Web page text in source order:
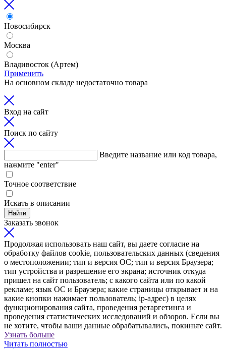
Новосибирск
Москва
Владивосток (Артем)
Применить
На основном складе недостаточно товара
Вход на сайт
Поиск по сайту
Введите название или код товара,
нажмите "enter"
Точное соответствие
Искать в описании
Найти
Заказать звонок
Продолжая использовать наш сайт, вы даете согласие на
обработку файлов cookie, пользовательских данных (сведения
о местоположении; тип и версия ОС; тип и версия Браузера;
тип устройства и разрешение его экрана; источник откуда
пришел на сайт пользователь; с какого сайта или по какой
рекламе; язык ОС и Браузера; какие страницы открывает и на
какие кнопки нажимает пользователь; ip-адрес) в целях
функционирования сайта, проведения ретаргетинга и
проведения статистических исследований и обзоров. Если вы
не хотите, чтобы ваши данные обрабатывались, покиньте сайт.
Узнать больше
Читать полностью